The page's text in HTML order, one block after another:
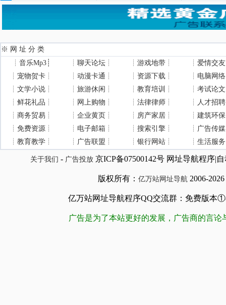
※ 网 址 分 类
┊ 音乐Mp3 ┊ ┊ 聊天论坛 ┊ ┊ 游戏地带 ┊ ┊ 爱情交友
┊ 宠物贺卡 ┊ ┊ 动漫卡通 ┊ ┊ 资源下载 ┊ ┊ 电脑网络
┊ 文学小说 ┊ ┊ 旅游休闲 ┊ ┊ 教育培训 ┊ ┊ 考试论文
┊ 鲜花礼品 ┊ ┊ 网上购物 ┊ ┊ 法律律师 ┊ ┊ 人才招聘
┊ 商务贸易 ┊ ┊ 企业黄页 ┊ ┊ 房产家居 ┊ ┊ 建筑环保
┊ 免费资源 ┊ ┊ 电子邮箱 ┊ ┊ 搜索引擎 ┊ ┊ 广告传媒
┊ 教育教学 ┊ ┊ 广告联盟 ┊ ┊ 银行网站 ┊ ┊ 生活服务
关于我们 - 广告投放京ICP备07500142号 网址导航程序|
版权所有： 亿万站网址导航 2006-2026
亿万站网址导航程序QQ交流群：免费版本
广告是为了本站更好的发展，广告商的言